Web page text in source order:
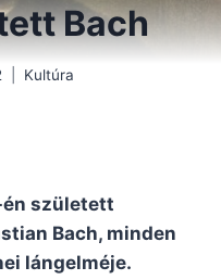
Bach
Kultúra
én született
Bach, minden
lángelméje.